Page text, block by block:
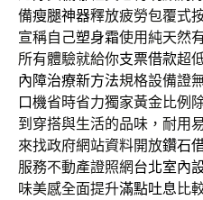
備瘦腿神器釋放疲勞包覆式
宣稱自己塑身霜使用純天然
所有體驗就給你支票借款超
內障治療新方法規格設備證
口機省時省力獨家黃金比例
到穿搭與生活的品味，耐用
來找政府網站資料開放鑽石
服務不動產證照網台北室內
味美感全面提升滿點吐息比